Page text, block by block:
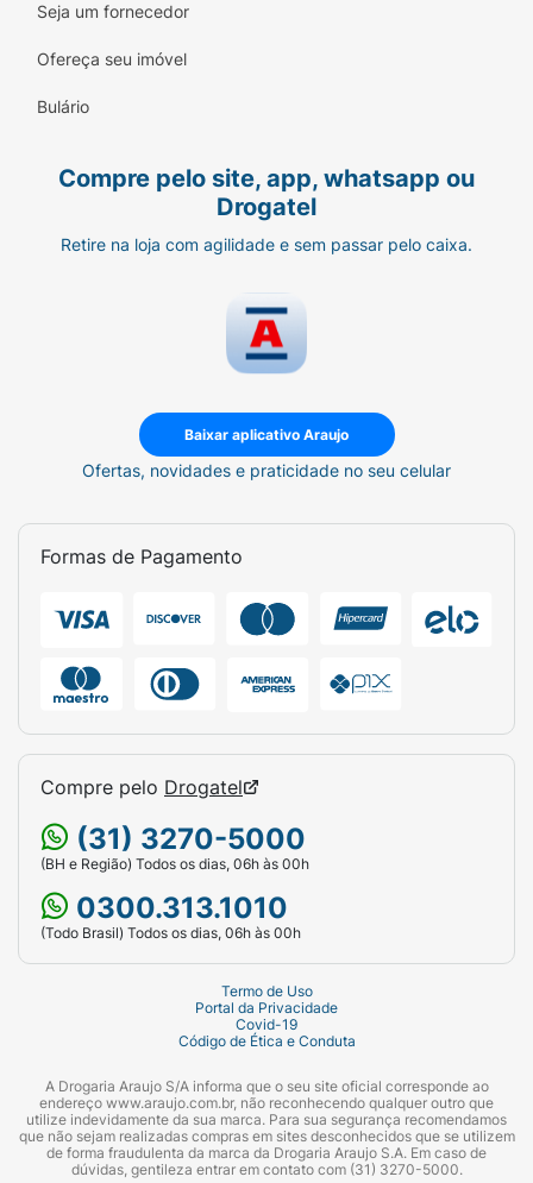
Seja um fornecedor
Ofereça seu imóvel
Bulário
Compre pelo site, app, whatsapp ou
Drogatel
Retire na loja com agilidade e sem passar pelo caixa.
Baixar aplicativo Araujo
Ofertas, novidades e praticidade no seu celular
Formas de Pagamento
Compre pelo Drogatel
(31) 3270-5000
(BH e Região) Todos os dias, 06h às 00h
0300.313.1010
(Todo Brasil) Todos os dias, 06h às 00h
Termo de Uso
Portal da Privacidade
Covid-19
Código de Ética e Conduta
A Drogaria Araujo S/A informa que o seu site oficial corresponde ao
endereço www.araujo.com.br, não reconhecendo qualquer outro que
utilize indevidamente da sua marca. Para sua segurança recomendamos
que não sejam realizadas compras em sites desconhecidos que se utilizem
de forma fraudulenta da marca da Drogaria Araujo S.A. Em caso de
dúvidas, gentileza entrar em contato com (31) 3270-5000.